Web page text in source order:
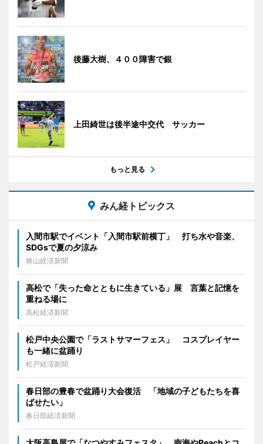
後藤大樹、４００障害で銀
上田綺世は後半途中交代 サッカー
もっと見る
みん経トピックス
入間市駅でイベント「入間市駅前横丁」 打ち水や音楽、
SDGsで夏の夕涼み
狭山経済新聞
高松で「失った命とともに生きている」展 言葉と記憶を
重ねる場に
高松経済新聞
松戸中央公園で「ラストサマーフェス」 コスプレイヤー
も一緒に盆踊り
松戸経済新聞
春日部の豊春で盆踊り大会復活 「地域の子どもたちを喜
ばせたい」
春日部経済新聞